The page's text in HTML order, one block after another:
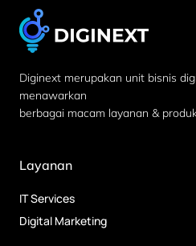
Diginext merupakan unit bisnis
menawarkan
berbagai macam layanan &
Layanan
IT Services
Digital Marketing